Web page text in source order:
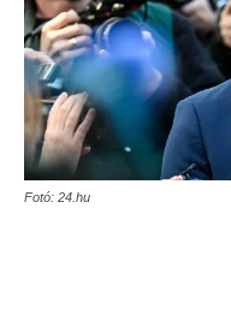
Fotó: 24.hu